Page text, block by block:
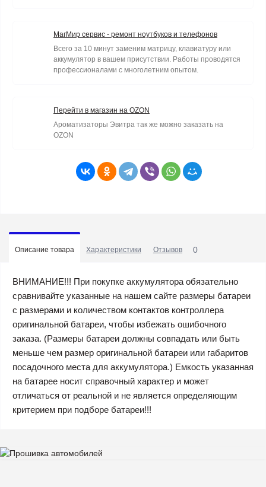
МагМир сервис - ремонт ноутбуков и телефонов
Всего за 10 минут заменим матрицу, клавиатуру или
аккумулятор в вашем присутствии. Работы проводятся
профессионалами с многолетним опытом.
Перейти в магазин на OZON
Ароматизаторы Эвитра так же можно заказать на
OZON
Описание товара Характеристики Отзывов 0
ВНИМАНИЕ!!! При покупке аккумулятора обязательно
сравнивайте указанные на нашем сайте размеры батареи
с размерами и количеством контактов контроллера
оригинальной батареи, чтобы избежать ошибочного
заказа. (Размеры батареи должны совпадать или быть
меньше чем размер оригинальной батареи или габаритов
посадочного места для аккумулятора.) Емкость указанная
на батарее носит справочный характер и может
отличаться от реальной и не является определяющим
критерием при подборе батареи!!!